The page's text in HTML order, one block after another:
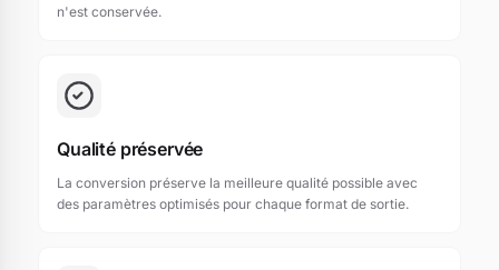
n'est conservée.
Qualité préservée
La conversion préserve la meilleure qualité possible avec
des paramètres optimisés pour chaque format de sortie.